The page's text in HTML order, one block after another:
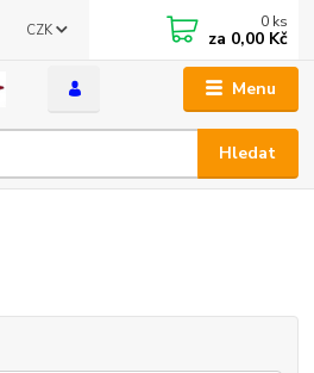
Menu
CZK
Hledat
0 ks
za 0,00 Kč